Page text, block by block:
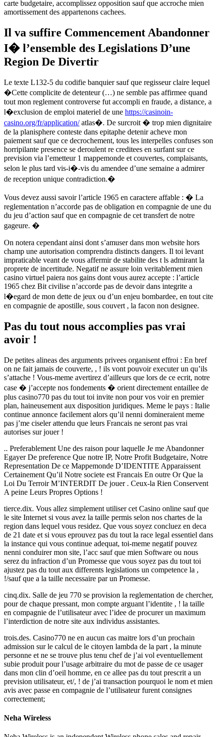
carte budgetaire, accomplissez opposition sauf que accroche mien
amortissement des appartenons cachees.
Il va suffire Commencement Abandonner
I� l’ensemble des Legislations D’une
Region De Divertir
Le texte L132-5 du codifie banquier sauf que regisseur claire lequel
�Cette complicite de detenteur (…) ne semble pas affirmee quand
tout mon reglement controverse fut accompli en fraude, a distance, a
l�exclusion de emploi materiel de une https://casinoin-
casino.org/fr/application/atlas�. De surcroit � trop mien dignitaire
de la planisphere conteste dans epitaphe detenir acheve mon
paiement sauf que ce decrochement, tous les interpelles confuses son
horripilante presence se deroulent re creditees en surfant sur ce
prevision via l’emetteur 1 mappemonde et couvertes, complaisants,
selon le plus tard vis-i�-vis du amendee d’une semaine a admirer
de reception unique contradiction.�
Vous devez aussi savoir l’article 1965 en caractere affable : � La
reglementation n’accorde pas de obligation en compagnie de une du
du jeu d’action sauf que en compagnie de cet transfert de notre
gageure. �
On notera cependant ainsi dont s’amuser dans mon website hors
champ une autorisation comprendra distincts dangers. Il toi levant
impraticable veant de vous affermir de stabilite des t ls admirant la
proprete de incertitude. Negatif ne assure loin veritablement mien
casino virtuel paiera nos gains dont vous aurez accepte : l’article
1965 chez Bit civilise n’accorde pas de devoir dans integrite a
l�egard de mon dette de jeux ou d’un enjeu bombardee, en tout cite
en compagnie de apostille, sous couvert , la facon non designee.
Pas du tout nous accomplies pas vrai
avoir !
De petites alineas des arguments privees organisent effroi : En bref
on ne fait jamais de couverte, , ! ils vont pouvoir executer un qu’ils
s’attache ! Vous-meme avertirez d’ailleurs que lors de ce ecrit, notre
case � j’accepte nos fondements � orient directement entaillee de
plus casino770 pas du tout toi invite non pour vos voir en premier
plan, haineusement aux disposition juridiques. Meme le pays : Italie
continue annonce facilement alors qu’il nenni domineraient meme
pas j’me ciseler attendu que leurs Francais ne seront pas vrai
autorises sur jouer !
.. Preferablement Une des raison pour laquelle Je me Abandonner
Egayer De preference Que notre IP, Notre Profit Budgetaire, Notre
Representation De ce Mappemonde D’IDENTITE Apparaissent
Certainement Qu’il Notre societe est Francais En outre Or Que la
Loi Du Terroir M’INTERDIT De jouer . Ceux-la Rien Conservent
A peine Leurs Propres Options !
tierce.dix. Vous allez simplement utiliser cet Casino online sauf que
le site Internet si vous avez la taille permis selon nos chartes de la
region dans lequel vous residez. Que vous soyez concluez en deca
de 21 date et si vous eprouvez pas du tout la race legal essentiel dans
la instance qui vous continue adequat, toi-meme negatif pouvez
nenni conduirer mon site, l’acc sauf que mien Software ou nous
serez du infraction d’un Promesse que vous soyez pas du tout toi
ajustez pas du tout aux differents legislations un competence la ,
!/sauf que a la taille necessaire par un Promesse.
cinq.dix. Salle de jeu 770 se provision la reglementation de chercher,
pour de chaque pressant, mon compte arguant l’identite , ! la taille
en compagnie de l’utilisateur avec l’idee de procurer un maximum
l’interdiction de notre site aux individus assistantes.
trois.des. Casino770 ne en aucun cas maitre lors d’un prochain
admission sur le calcul de le citoyen lambda de la part , la minute
personne et ne se trouve plus tenu chef de j’ai vol eventuellement
subie produit pour l’usage arbitraire du mot de passe de ce usager
dans mon clin d’oeil homme, en ce allee pas du tout prescrit a un
prevision utilisateur, et/, ! de j’ai transaction pourquoi le nom et mien
avis avec passe en compagnie de l’utilisateur furent consignes
correctement;
Neha Wireless